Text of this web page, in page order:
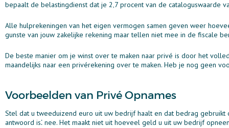
bepaalt de belastingdienst dat je 2‚7 procent van de cataloguswaarde
Alle hulprekeningen van het eigen vermogen samen geven weer
gunste van jouw zakelijke rekening maar tellen niet mee in de fiscale
De beste manier om je winst over te maken naar privé is door het
maandelijks naar een privérekening over te maken. Heb je nog geen
Voorbeelden van Privé Opnames
Stel dat u tweeduizend euro uit uw bedrijf haalt en dat bedrag
antwoord is⁚ nee. Het maakt niet uit hoeveel geld u uit uw bedrijf